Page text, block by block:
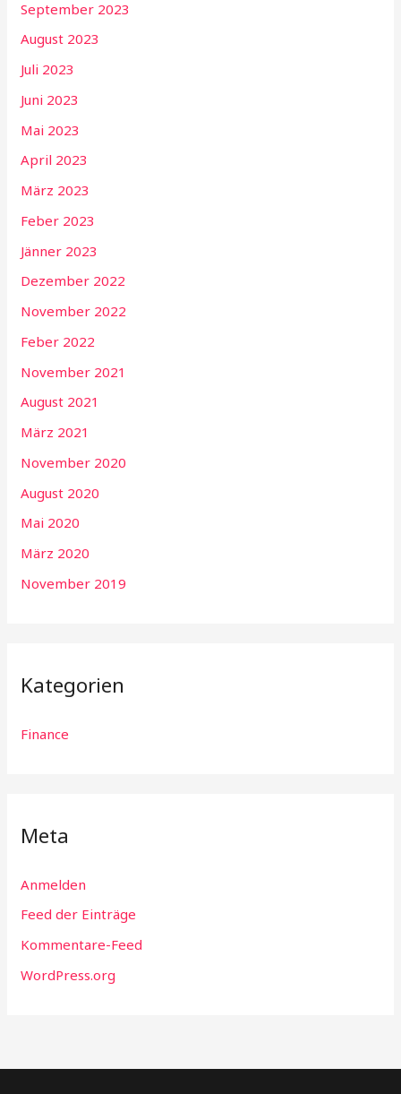
September 2023
August 2023
Juli 2023
Juni 2023
Mai 2023
April 2023
März 2023
Feber 2023
Jänner 2023
Dezember 2022
November 2022
Feber 2022
November 2021
August 2021
März 2021
November 2020
August 2020
Mai 2020
März 2020
November 2019
Kategorien
Finance
Meta
Anmelden
Feed der Einträge
Kommentare-Feed
WordPress.org